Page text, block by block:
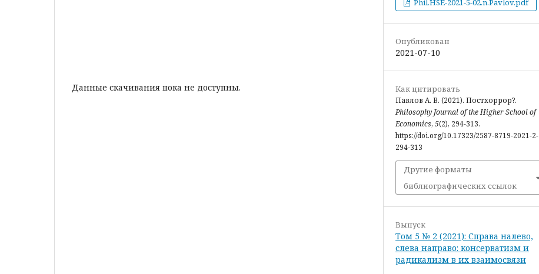
Данные скачивания пока не доступны.
Phil.HSE-2021-5-02.n.Pavlov.pdf
Опубликован
2021-07-10
Как цитировать
Павлов А. В. (2021). Постхоррор?.
Philosophy Journal of the Higher School of
Economics, 5(2), 294-313.
https://doi.org/10.17323/2587-8719-2021-2-
294-313
Другие форматы
библиографических ссылок
Выпуск
Том 5 № 2 (2021): Справа налево,
слева направо: консерватизм и
радикализм в их взаимосвязи